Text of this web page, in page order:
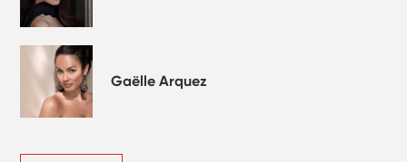
Gaëlle Arquez